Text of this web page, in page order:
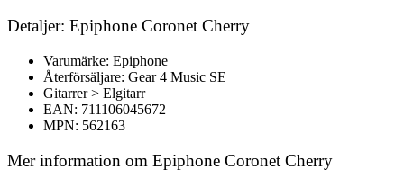
Detaljer: Epiphone Coronet Cherry
Varumärke: Epiphone
Återförsäljare: Gear 4 Music SE
Gitarrer > Elgitarr
EAN: 711106045672
MPN: 562163
Mer information om Epiphone Coronet Cherry